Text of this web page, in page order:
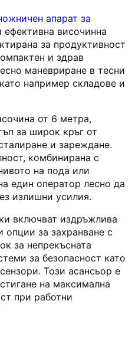
апарат за
ефективна височинна
за продуктивност
и здрав
маневриране в тесни
например складове и
от 6 метра,
за широк кръг от
и зареждане.
комбинирана с
на пода или
един оператор лесно да
излишни усилия.
включват издръжлива
за захранване с
за непрекъсната
за безопасност като
Този асансьор е
на максимална
при работни